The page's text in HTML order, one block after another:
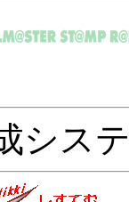
シス